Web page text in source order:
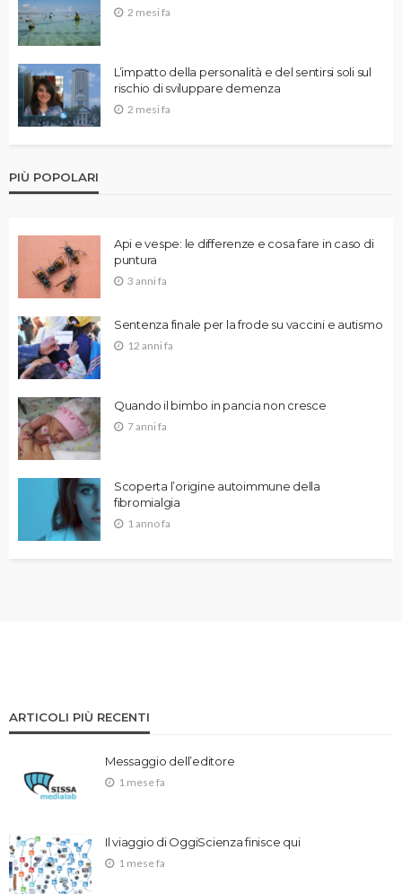
2 mesi fa
L’impatto della personalità e del sentirsi soli sul
rischio di sviluppare demenza
2 mesi fa
PIÙ POPOLARI
Api e vespe: le differenze e cosa fare in caso di
puntura
3 anni fa
Sentenza finale per la frode su vaccini e autismo
12 anni fa
Quando il bimbo in pancia non cresce
7 anni fa
Scoperta l’origine autoimmune della
fibromialgia
1 anno fa
ARTICOLI PIÙ RECENTI
Messaggio dell’editore
1 mese fa
Il viaggio di OggiScienza finisce qui
1 mese fa